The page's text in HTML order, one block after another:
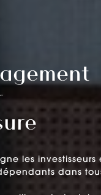
les investisseurs
dans